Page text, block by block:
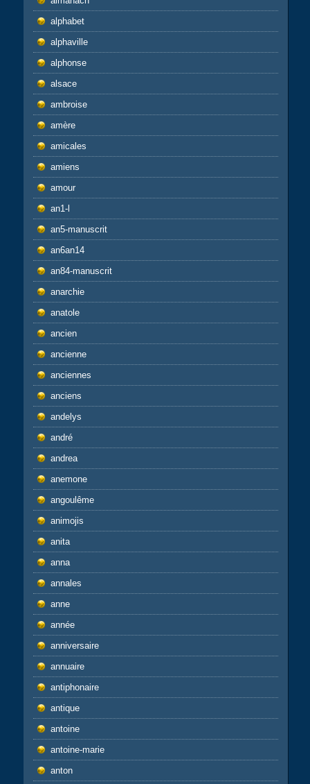
alphabet
alphaville
alphonse
alsace
ambroise
amère
amicales
amiens
amour
an1-l
an5-manuscrit
an6an14
an84-manuscrit
anarchie
anatole
ancien
ancienne
anciennes
anciens
andelys
andré
andrea
anemone
angoulême
animojis
anita
anna
annales
anne
année
anniversaire
annuaire
antiphonaire
antique
antoine
antoine-marie
anton